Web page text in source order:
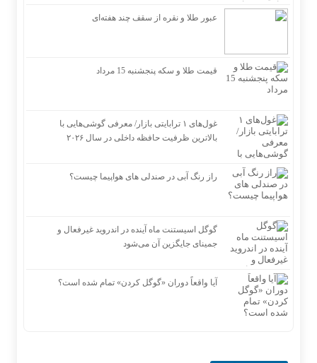
عبور طلا و نقره از سقف چند هفته‌ای
قیمت طلا و سکه پنجشنبه 15 مرداد
غول‌های ۱ ترابایتی بازار/ معرفی گوشی‌هایی با
بالاترین ظرفیت حافظه داخلی در سال ۲۰۲۶
راز رنگ آبی در صندلی های هواپیما چیست؟
گوگل اسیستنت ماه آینده در اندروید غیرفعال و
جمینای جایگزین آن می‌شود
آیا واقعاً دوران «گوگل کردن» تمام شده است؟